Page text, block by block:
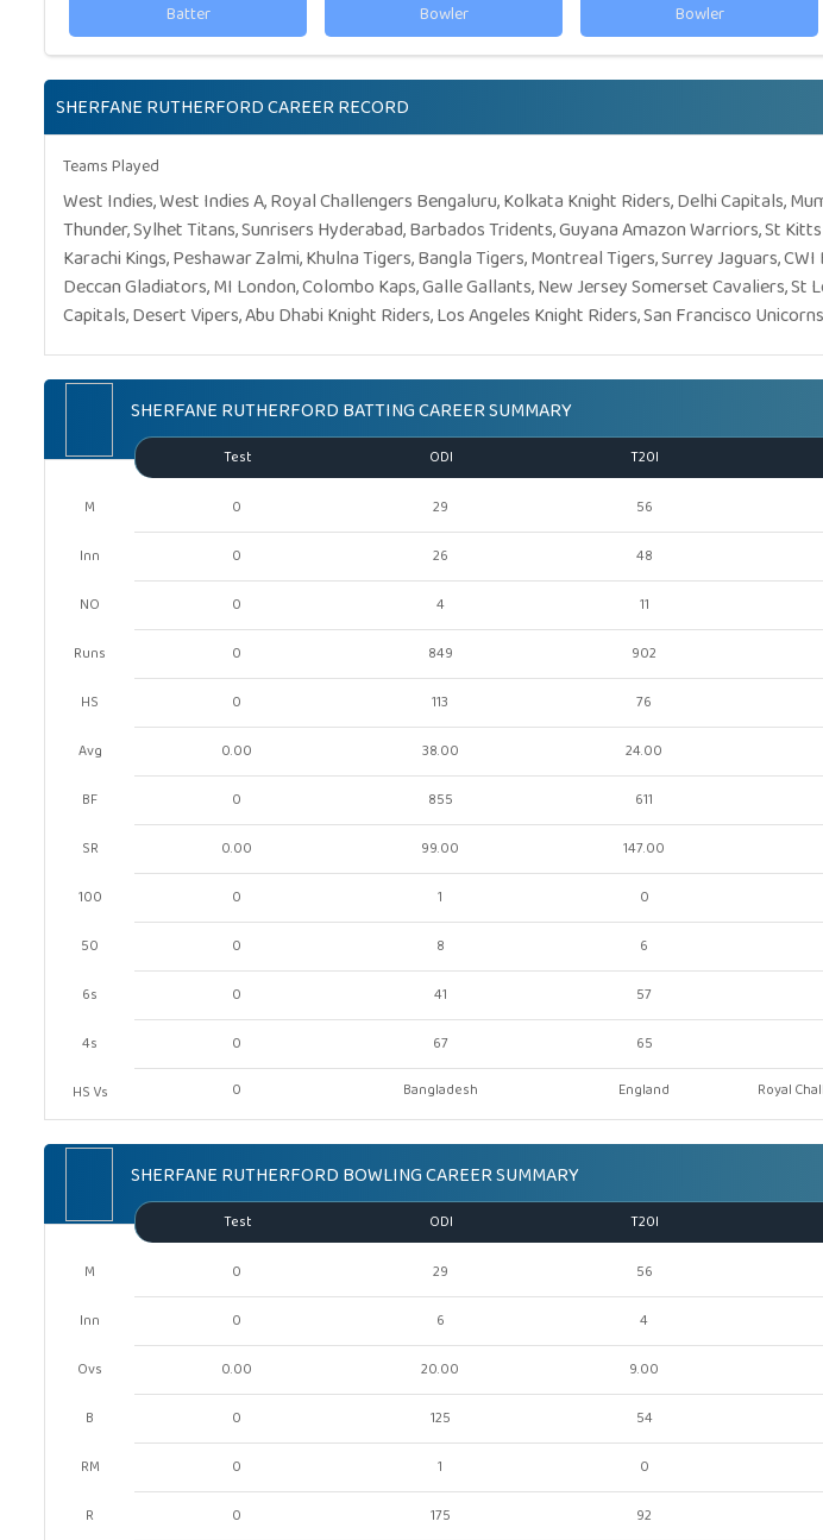
Batter Bowler Bowler
SHERFANE RUTHERFORD CAREER RECORD
Teams Played
West Indies, West Indies A, Royal Challengers Bengaluru, Kolkata Knight Riders, Delhi Capitals,
Thunder, Sylhet Titans, Sunrisers Hyderabad, Barbados Tridents, Guyana Amazon Warriors, St
Karachi Kings, Peshawar Zalmi, Khulna Tigers, Bangla Tigers, Montreal Tigers, Surrey Jaguars,
Deccan Gladiators, MI London, Colombo Kaps, Galle Gallants, New Jersey Somerset Cavaliers,
Capitals, Desert Vipers, Abu Dhabi Knight Riders, Los Angeles Knight Riders, San Francisco
SHERFANE RUTHERFORD BATTING CAREER SUMMARY
M
Inn
NO
Runs
HS
Avg
BF
SR
100
50
6s
4s
HS Vs
Test ODI T20I
0 29 56
0 26 48
0 4 11
0 849 902
0 113 76
0.00 38.00 24.00
0 855 611
0.00 99.00 147.00
0 1 0
0 8 6
0 41 57
0 67 65
0
Bangladesh England Royal
SHERFANE RUTHERFORD BOWLING CAREER SUMMARY
M
Inn
Ovs
B
RM
R
Test ODI T20I
0 29 56
0 6 4
0.00 20.00 9.00
0 125 54
0 1 0
0 175 92